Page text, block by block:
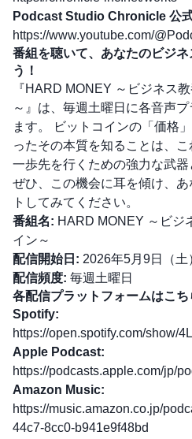
Podcast Studio Chronicle 公
https://www.youtube.com/
番組を聴いて、あなたのビジ
う！
『HARD MONEY ～ビジネス
～』は、毎週土曜日に各音声
ます。 ビットコインの「価格
ったその本質を知ることは、
一歩先を行くための強力な武器
ぜひ、この機会に耳を傾け、
トしてみてください。
番組名: HARD MONEY ～ビジ
イン～
配信開始日: 2026年5月9日（土
配信頻度: 毎週土曜日
各配信プラットフォームはこち
Spotify:
https://open.spotify.com/show/
Apple Podcast:
https://podcasts.apple.com/jp/
Amazon Music:
https://music.amazon.co.jp/
44c7-8cc0-b941e9f48bd